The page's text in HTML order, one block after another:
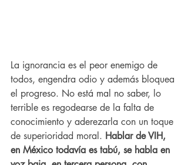
La ignorancia es el peor enemigo de
todos, engendra odio y además bloquea
el progreso. No está mal no saber, lo
terrible es regodearse de la falta de
conocimiento y aderezarla con un toque
de superioridad moral. Hablar de VIH,
en México todavía es tabú, se habla en